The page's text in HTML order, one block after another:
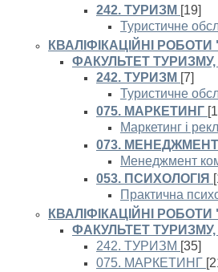
242. ТУРИЗМ [19]
Туристичне
КВАЛІФІКАЦІЙНІ
ФАКУЛЬТЕТ ТУРИЗМУ,
242. ТУРИЗМ [7]
Туристичне
075. МАРКЕТИНГ
Маркетинг і
073. МЕНЕДЖМЕНТ
Менеджмент
053. ПСИХОЛОГІЯ
Практична
КВАЛІФІКАЦІЙНІ
ФАКУЛЬТЕТ ТУРИЗМУ,
242. ТУРИЗМ [35]
075. МАРКЕТИНГ